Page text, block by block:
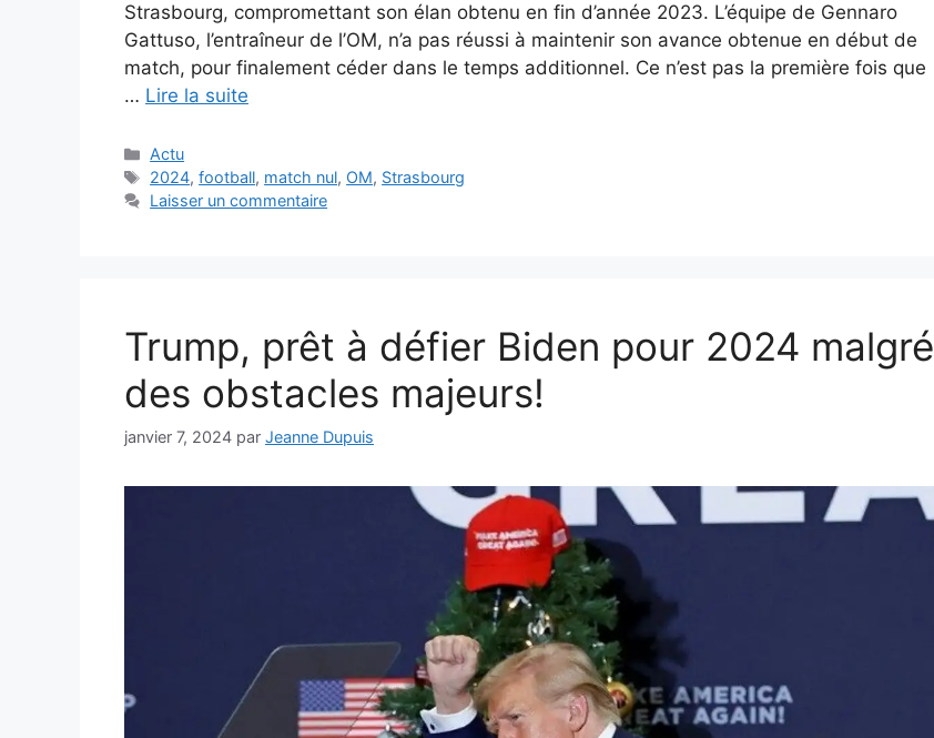
Strasbourg, compromettant son élan obtenu en fin d’année 2023. L’équipe de Gennaro
Gattuso, l’entraîneur de l’OM, n’a pas réussi à maintenir son avance obtenue en début de
match, pour finalement céder dans le temps additionnel. Ce n’est pas la première fois que
… Lire la suite
Catégories
Actu
Étiquettes
2024,football, match nul, OM, Strasbourg
Laisser un commentaire
Trump, prêt à défier Biden pour 2024 malgré
des obstacles majeurs!
janvier 7, 2024 par Jeanne Dupuis